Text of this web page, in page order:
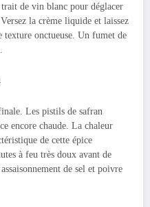
de vin blanc pour déglacer
la crème liquide et laissez
onctueuse. Un fumet de
Les pistils de safran
encore chaude. La chaleur
de cette épice
à feu très doux avant de
de sel et poivre